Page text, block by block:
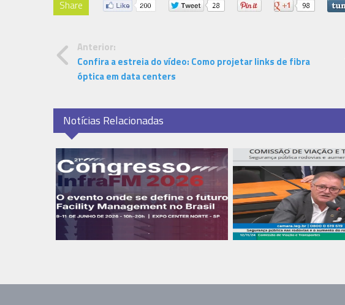
Share
Anterior:
Confira a estreia do vídeo: Como projetar links de fibra
óptica em data centers
Notícias Relacionadas